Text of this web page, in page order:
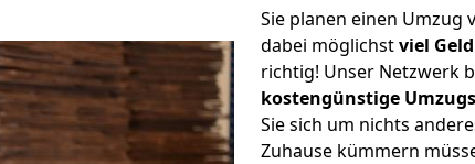
Sie planen einen Umzug
dabei möglichstviel
richtig! Unser Netzwerk
kostengünstige
Sie sich um nichts
Zuhause kümmern